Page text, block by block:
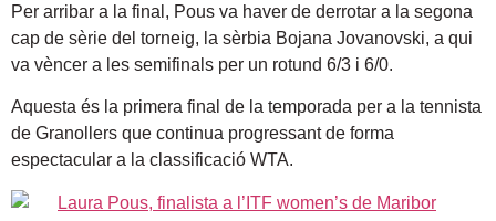
Per arribar a la final, Pous va haver de derrotar a la segona
cap de sèrie del torneig, la sèrbia Bojana Jovanovski, a qui
va vèncer a les semifinals per un rotund 6/3 i 6/0.
Aquesta és la primera final de la temporada per a la tennista
de Granollers que continua progressant de forma
espectacular a la classificació WTA.